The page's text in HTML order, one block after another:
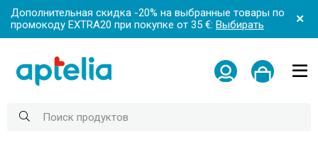
Дополнительная скидка -20% на выбранные товары по
промокоду EXTRA20 при покупке от 35 €: Выбирать